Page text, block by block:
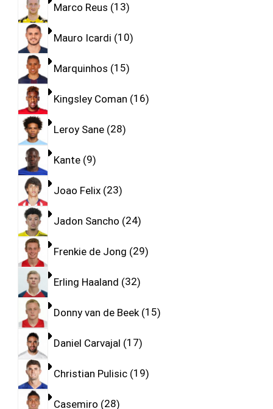
Marco Reus 13
Mauro Icardi 10
Marquinhos 15
Kingsley Coman 16
Leroy Sane 28
Kante 9
Joao Felix 23
Jadon Sancho 24
Frenkie de Jong 29
Erling Haaland 32
Donny van de Beek 15
Daniel Carvajal 17
Christian Pulisic 19
Casemiro 28